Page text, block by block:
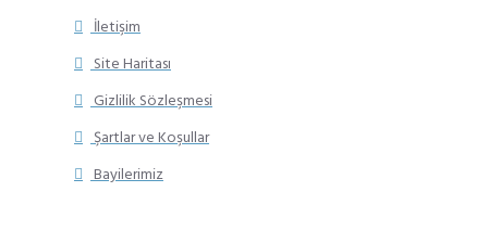
İletişim
Site Haritası
Gizlilik Sözleşmesi
Şartlar ve Koşullar
Bayilerimiz